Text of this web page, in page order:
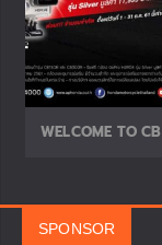
WELCOME TO
SPONSOR